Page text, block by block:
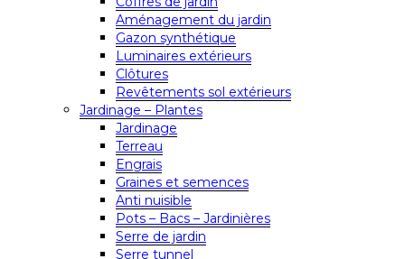
Aménagement du jardin
Gazon synthétique
Luminaires extérieurs
Clôtures
Revêtements sol extérieurs
Jardinage – Plantes
Jardinage
Terreau
Engrais
Graines et semences
Anti nuisible
Pots – Bacs – Jardinières
Serre de jardin
Serre tunnel